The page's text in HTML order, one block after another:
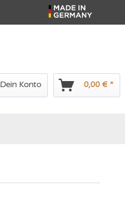
Dein Konto 0,00 € *